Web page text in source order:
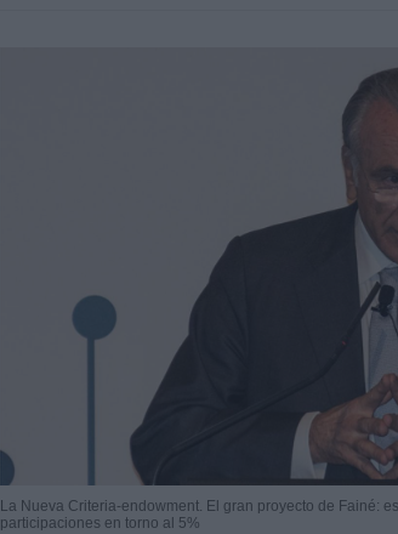
La Nueva Criteria-endowment. El gran proyecto de Fainé:
participaciones en torno al 5%